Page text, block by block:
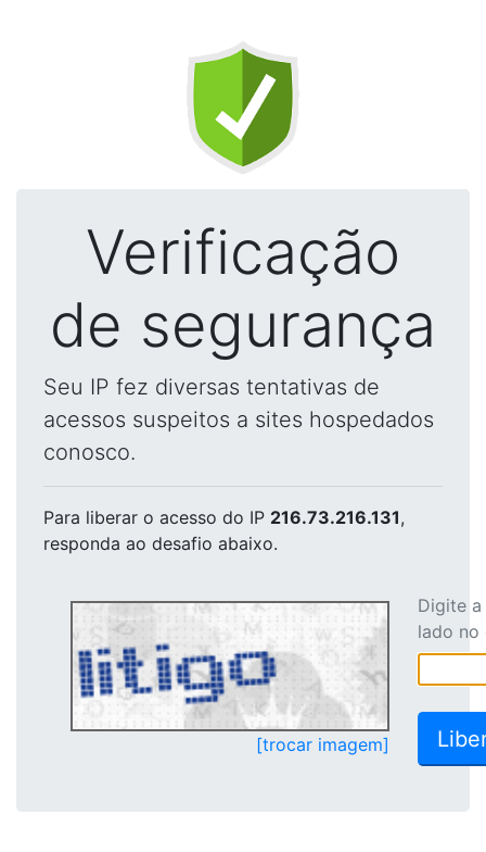
Verificação
de segurança
Seu IP fez diversas tentativas de
acessos suspeitos a sites hospedados
conosco.
Para liberar o acesso do IP 216.73.216.131,
responda ao desafio abaixo.
[trocar imagem]
Digite
lado no